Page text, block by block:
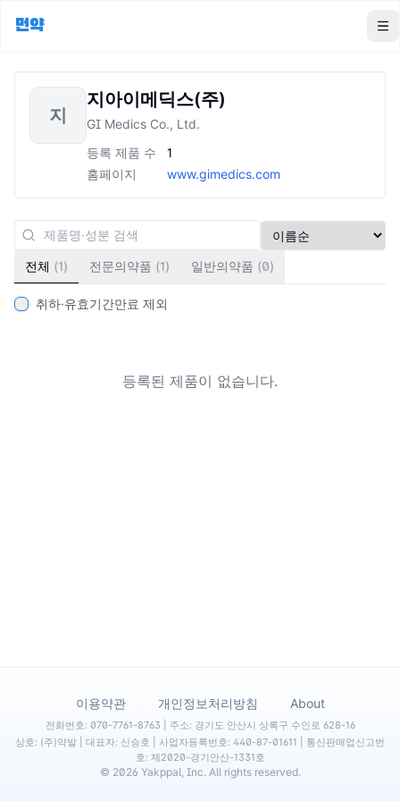
먼약
지
지아이메딕스(주)
GI Medics Co., Ltd.
등록 제품 수
1
홈페이지
www.gimedics.com
전체 (1) 전문의약품 (1) 일반의약품 (0)
취하·유효기간만료 제외
등록된 제품이 없습니다.
이용약관 개인정보처리방침 About
전화번호: 070-7761-8763 | 주소: 경기도 안산시 상록구 수인로 628-16
상호: (주)약발 | 대표자: 신승호 | 사업자등록번호: 440-87-01611 | 통신판매업신고번
호: 제2020-경기안산-1331호
© 2026 Yakppal, Inc. All rights reserved.